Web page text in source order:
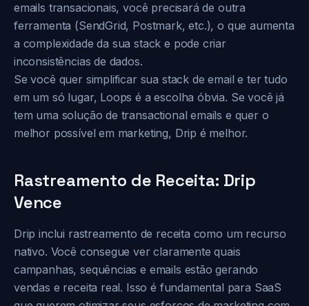
emails transacionais, você precisará de outra
ferramenta (SendGrid, Postmark, etc.), o que aumenta
a complexidade da sua stack e pode criar
inconsistências de dados.
Se você quer simplificar sua stack de email e ter tudo
em um só lugar, Loops é a escolha óbvia. Se você já
tem uma solução de transactional emails e quer o
melhor possível em marketing, Drip é melhor.
Rastreamento de Receita: Drip
Vence
Drip inclui rastreamento de receita como um recurso
nativo. Você consegue ver claramente quais
campanhas, sequências e emails estão gerando
vendas e receita real. Isso é fundamental para SaaS